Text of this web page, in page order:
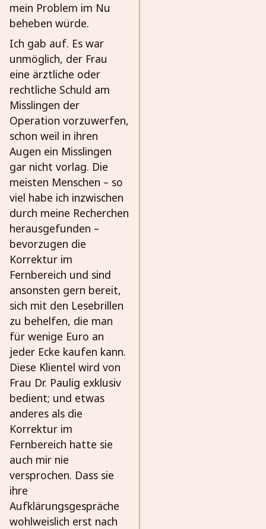
mein Problem im Nu
beheben würde.
Ich gab auf. Es war
unmöglich, der Frau
eine ärztliche oder
rechtliche Schuld am
Misslingen der
Operation vorzuwerfen,
schon weil in ihren
Augen ein Misslingen
gar nicht vorlag. Die
meisten Menschen – so
viel habe ich inzwischen
durch meine Recherchen
herausgefunden –
bevorzugen die
Korrektur im
Fernbereich und sind
ansonsten gern bereit,
sich mit den Lesebrillen
zu behelfen, die man
für wenige Euro an
jeder Ecke kaufen kann.
Diese Klientel wird von
Frau Dr. Paulig exklusiv
bedient; und etwas
anderes als die
Korrektur im
Fernbereich hatte sie
auch mir nie
versprochen. Dass sie
ihre
Aufklärungsgespräche
wohlweislich erst nach